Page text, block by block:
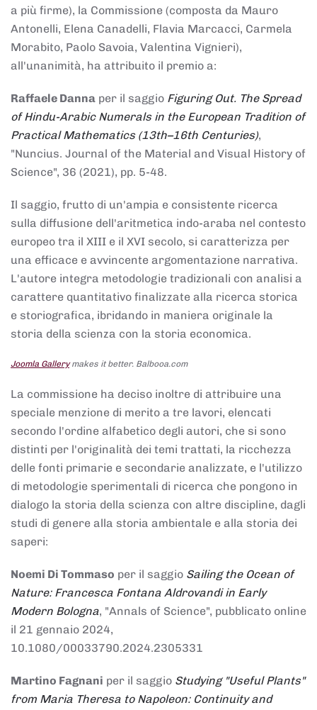
a più firme), la Commissione (composta da Mauro
Antonelli, Elena Canadelli, Flavia Marcacci, Carmela
Morabito, Paolo Savoia, Valentina Vignieri),
all'unanimità, ha attribuito il premio a:
Raffaele Danna per il saggio Figuring Out. The Spread
of Hindu-Arabic Numerals in the European Tradition of
Practical Mathematics (13th–16th Centuries),
"Nuncius. Journal of the Material and Visual History of
Science", 36 (2021), pp. 5-48.
Il saggio, frutto di un'ampia e consistente ricerca
sulla diffusione dell'aritmetica indo-araba nel contesto
europeo tra il XIII e il XVI secolo, si caratterizza per
una efficace e avvincente argomentazione narrativa.
L'autore integra metodologie tradizionali con analisi a
carattere quantitativo finalizzate alla ricerca storica
e storiografica, ibridando in maniera originale la
storia della scienza con la storia economica.
Joomla Gallerymakes it better. Balbooa.com
La commissione ha deciso inoltre di attribuire una
speciale menzione di merito a tre lavori, elencati
secondo l'ordine alfabetico degli autori, che si sono
distinti per l'originalità dei temi trattati, la ricchezza
delle fonti primarie e secondarie analizzate, e l'utilizzo
di metodologie sperimentali di ricerca che pongono in
dialogo la storia della scienza con altre discipline, dagli
studi di genere alla storia ambientale e alla storia dei
saperi:
Noemi Di Tommaso per il saggio Sailing the Ocean of
Nature: Francesca Fontana Aldrovandi in Early
Modern Bologna, "Annals of Science", pubblicato online
il 21 gennaio 2024,
10.1080/00033790.2024.2305331
Martino Fagnani per il saggio Studying "Useful Plants"
from Maria Theresa to Napoleon: Continuity and